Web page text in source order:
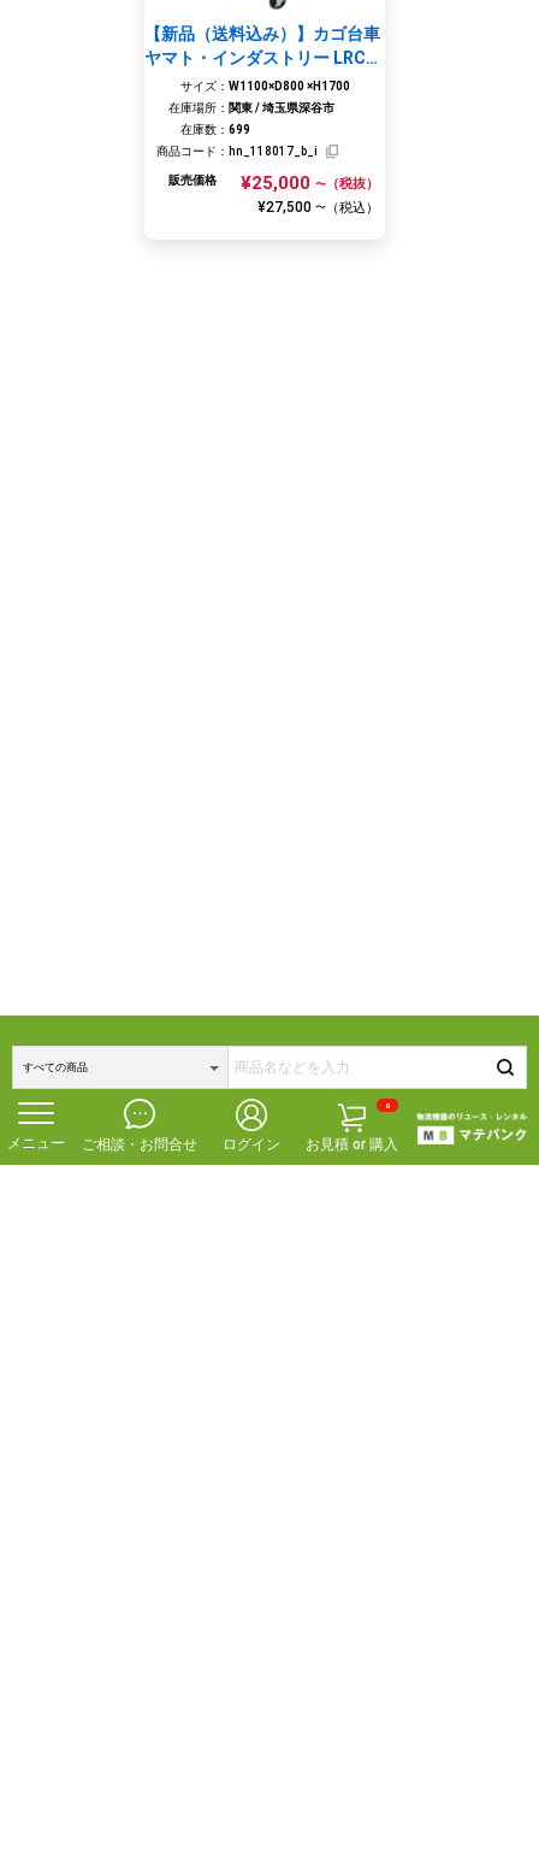
ご相談・お問合せ ログイン お見積 or 購入
0
【新品（送料込み）】カゴ台車
ヤマト・インダストリー LRC80
-PI W1100×D800×H1700 本州
エリア対象
サイズ： W1100×D800 ×H1700
在庫場所： 関東 / 埼玉県深谷市
在庫数： 699
商品コード： hn_118017_b_i
販売価格 ¥25,000 〜 （税抜）
¥27,500 〜 （税込）